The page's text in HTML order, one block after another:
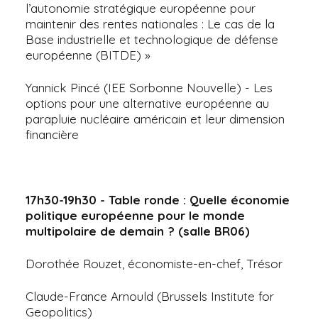
l’autonomie stratégique européenne pour
maintenir des rentes nationales : Le cas de la
Base industrielle et technologique de défense
européenne (BITDE) »
Yannick Pincé (IEE Sorbonne Nouvelle) - Les
options pour une alternative européenne au
parapluie nucléaire américain et leur dimension
financière
17h30-19h30 - Table ronde : Quelle économie
politique européenne pour le monde
multipolaire de demain ? (salle BR06)
Dorothée Rouzet, économiste-en-chef, Trésor
Claude-France Arnould (Brussels Institute for
Geopolitics)